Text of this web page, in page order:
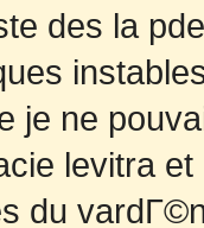
des la
je ne
levitra
du